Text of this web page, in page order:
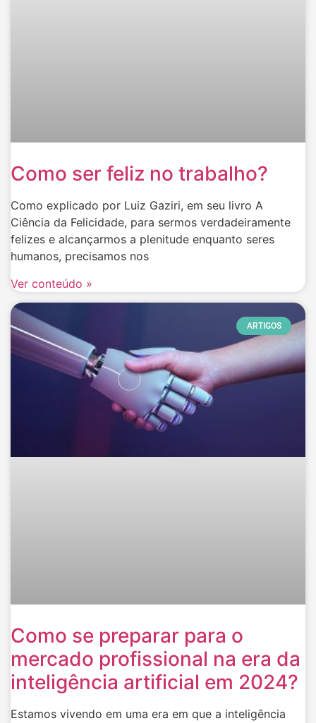
Como ser feliz no trabalho?
Como explicado por Luiz Gaziri, em seu livro A
Ciência da Felicidade, para sermos verdadeiramente
felizes e alcançarmos a plenitude enquanto seres
humanos, precisamos nos
Ver conteúdo »
ARTIGOS
Como se preparar para o
mercado profissional na era da
inteligência artificial em 2024?
Estamos vivendo em uma era em que a inteligência